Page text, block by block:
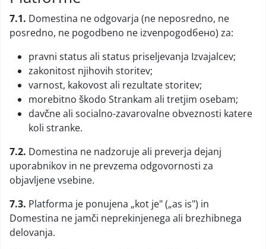
7.1. Domestina ne odgovarja (ne neposredno, ne
posredno, ne pogodbeno ne izvenpogodбено) za:
pravni status ali status priseljevanja Izvajalcev;
zakonitost njihovih storitev;
varnost, kakovost ali rezultate storitev;
morebitno škodo Strankam ali tretjim osebam;
davčne ali socialno-zavarovalne obveznosti katere
koli stranke.
7.2. Domestina ne nadzoruje ali preverja dejanj
uporabnikov in ne prevzema odgovornosti za
objavljene vsebine.
7.3. Platforma je ponujena „kot je" („as is") in
Domestina ne jamči neprekinjenega ali brezhibnega
delovanja.